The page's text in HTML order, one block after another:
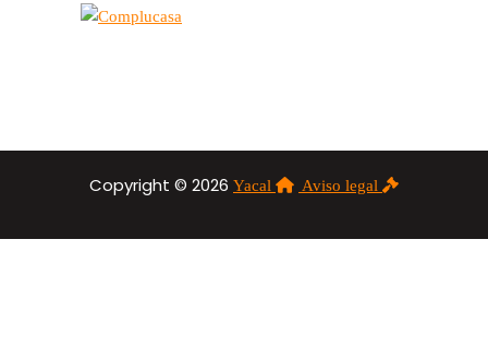
Copyright © 2026 Yacal Aviso legal